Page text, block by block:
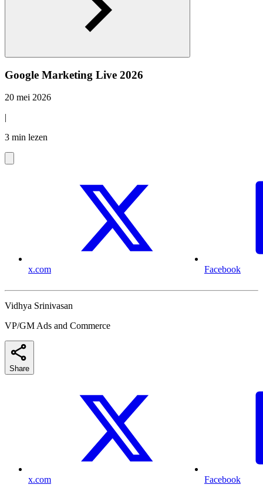
Google Marketing Live 2026
20 mei 2026
|
3 min lezen
x.com Facebook
Vidhya Srinivasan
VP/GM Ads and Commerce
Share
x.com Facebook